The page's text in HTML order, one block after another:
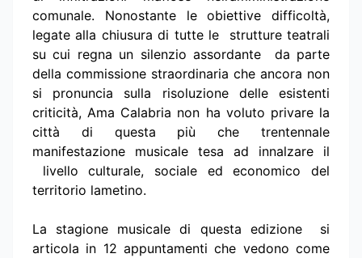
comunale. Nonostante le obiettive difficoltà,
legate alla chiusura di tutte le strutture teatrali
su cui regna un silenzio assordante da parte
della commissione straordinaria che ancora non
si pronuncia sulla risoluzione delle esistenti
criticità, Ama Calabria non ha voluto privare la
città di questa più che trentennale
manifestazione musicale tesa ad innalzare il
livello culturale, sociale ed economico del
territorio lametino.
La stagione musicale di questa edizione si
articola in 12 appuntamenti che vedono come